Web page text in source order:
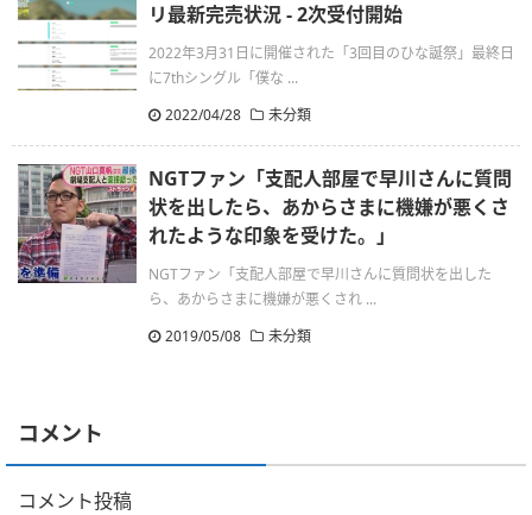
リ最新完売状況 - 2次受付開始
2022年3月31日に開催された「3回目のひな誕祭」最終日
に7thシングル「僕な ...
2022/04/28
未分類
NGTファン「支配人部屋で早川さんに質問
状を出したら、あからさまに機嫌が悪くさ
れたような印象を受けた。」
NGTファン「支配人部屋で早川さんに質問状を出した
ら、あからさまに機嫌が悪くされ ...
2019/05/08
未分類
コメント
コメント投稿